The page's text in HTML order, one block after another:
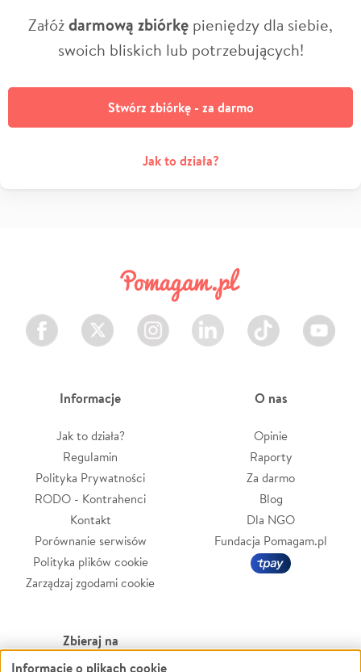
Załóżdarmową zbiórkę pieniędzy dla siebie,
swoich bliskich lub potrzebujących!
Stwórz zbiórkę - za darmo
Jak to działa?
Facebook Twitter Instagram LinkedIn TikTok Youtube
Informacje
Jak to działa?
Regulamin
Polityka Prywatności
RODO - Kontrahenci
Kontakt
Porównanie serwisów
Polityka plików cookie
Zarządzaj zgodami cookie
O nas
Opinie
Raporty
Za darmo
Blog
Dla NGO
Fundacja Pomagam.pl
Zbieraj na
Informacje o plikach cookie